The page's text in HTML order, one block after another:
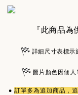
『此商品為
詳細尺寸表標示
圖片顏色因個
● 訂單多為追加商品 ，